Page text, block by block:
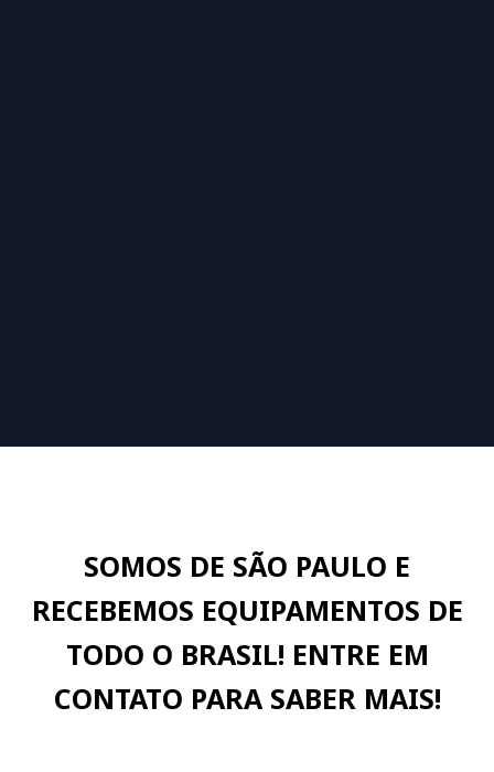
SOMOS DE SÃO PAULO E
RECEBEMOS EQUIPAMENTOS DE
TODO O BRASIL! ENTRE EM
CONTATO PARA SABER MAIS!